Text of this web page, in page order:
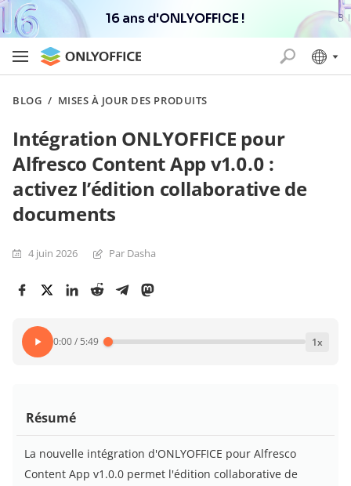
16 ans d'ONLYOFFICE !
BLOG / MISES À JOUR DES PRODUITS
Intégration ONLYOFFICE pour
Alfresco Content App v1.0.0 :
activez l’édition collaborative de
documents
4 juin 2026 Par Dasha
0:00/ 5:49 1x
Résumé
La nouvelle intégration d'ONLYOFFICE pour Alfresco
Content App v1.0.0 permet l'édition collaborative de